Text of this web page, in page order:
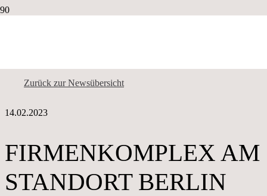
Zurück zur Newsübersicht
14.02.2023
FIRMENKOMPLEX AM
STANDORT BERLIN